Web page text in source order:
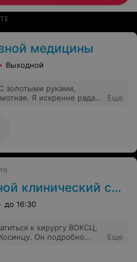
медицины
Выходной
золотыми руками,
Я искренне рада,
Кобец Евгению
внимательное
медицинскую
и, просто,
Еще
специализированный центр
до 16:30
к хирургу ВОКСЦ,
Он подробно
и спокойствие
Еще